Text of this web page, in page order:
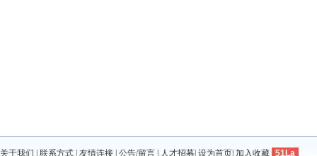
关于我们 联系方式 友情连接 公告/留言 人才招募 设为首页 加入收藏 51La